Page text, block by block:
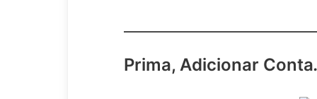
Prima, Adicionar Conta